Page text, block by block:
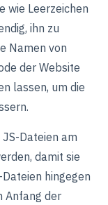
wie Leerzeichen
ihn zu
Namen von
der Website
lassen, um die
Dateien am
damit sie
hingegen
Anfang der